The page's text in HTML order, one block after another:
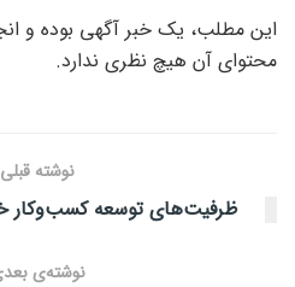
این مطلب، یک خبر آگهی بوده و
محتوای آن هیچ نظری ندارد.
نوشته قبلی
ظرفیت‌های توسعه کسب‌وکار
نوشته‌ی